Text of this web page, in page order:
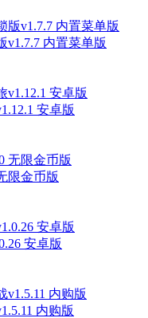
v1.7.7 内置菜单版
安卓版
限金币版
安卓版
内购版